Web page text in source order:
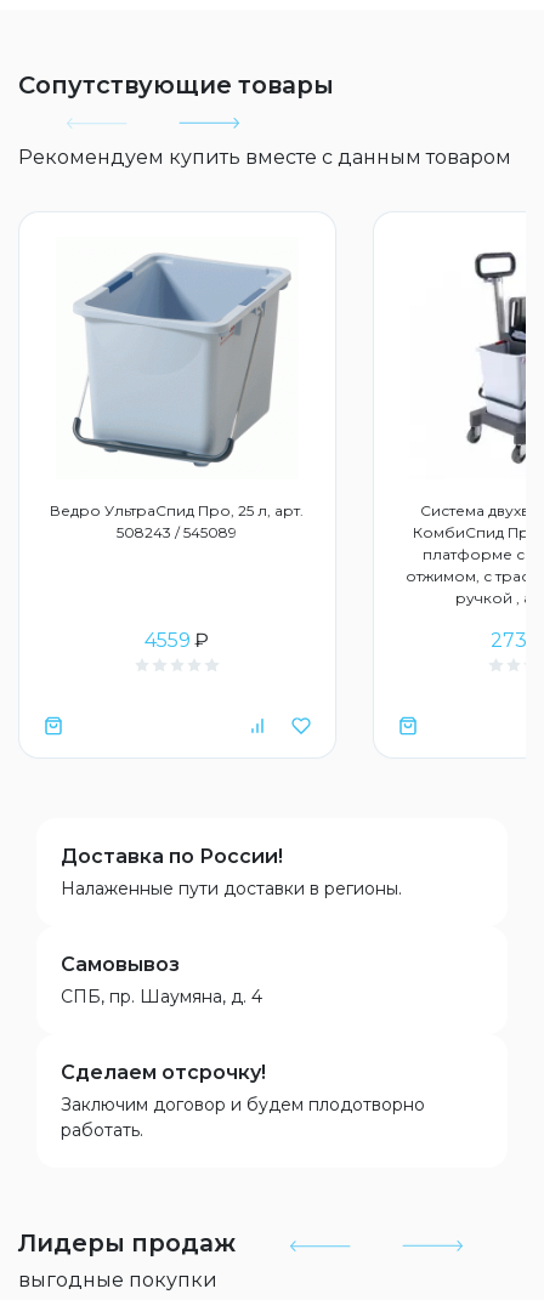
Сопутствующие товары
Рекомендуем купить вместе с данным товаром
Ведро УльтраСпид Про, 25 л, арт.
508243 / 545089
4559 ₽
Система
КомбиСпид Про
платформе с
отжимом, с
ручкой ,
Доставка по России!
Налаженные пути доставки в регионы.
Самовывоз
СПБ, пр. Шаумяна, д. 4
Сделаем отсрочку!
Заключим договор и будем плодотворно
работать.
Лидеры продаж
выгодные покупки